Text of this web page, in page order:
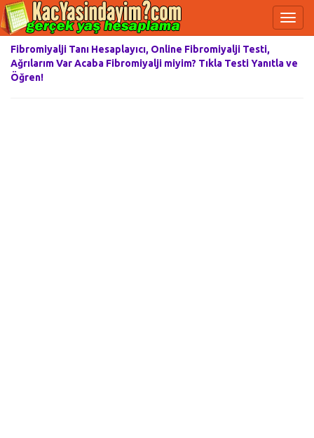
Fibromiyalji Tanı Hesaplayıcı, Online Fibromiyalji Testi,
Ağrılarım Var Acaba Fibromiyalji miyim? Tıkla Testi Yanıtla ve
Öğren!